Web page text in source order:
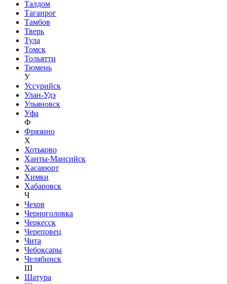
Талдом
Таганрог
Тамбов
Тверь
Тула
Томск
Тольятти
Тюмень
У
Уссурийск
Улан-Удэ
Ульяновск
Уфа
Ф
Фрязино
Х
Хотьково
Ханты-Мансийск
Хасавюрт
Химки
Хабаровск
Ч
Чехов
Черноголовка
Черкесск
Череповец
Чита
Чебоксары
Челябинск
Ш
Шатура